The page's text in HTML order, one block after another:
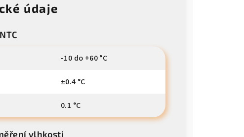
údaje
NTC
-10 do +60 °C
±0.4 °C
0.1 °C
vlhkosti